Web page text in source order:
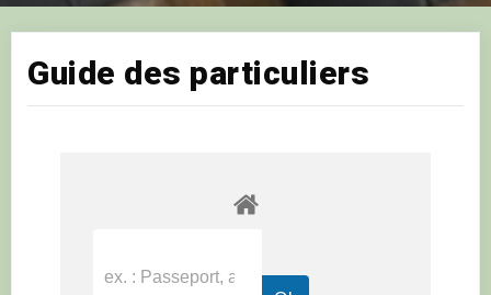
Guide des particuliers